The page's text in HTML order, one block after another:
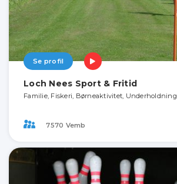
Se profil
Loch Nees Sport & Fritid
Familie, Fiskeri, Børneaktivitet, Underholdning
7570 Vemb